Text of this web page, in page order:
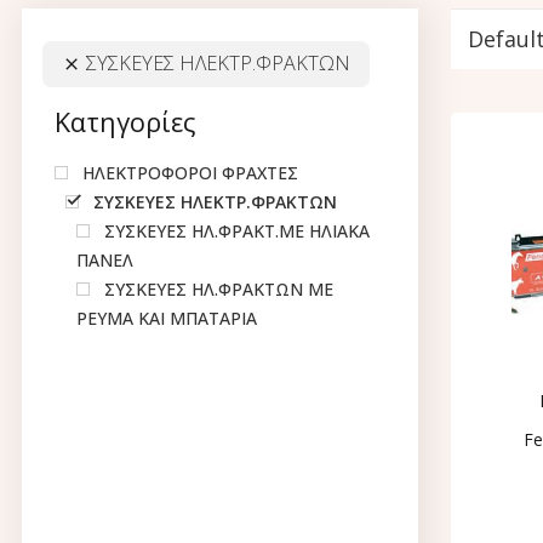
ΣΥΣΚΕΥΕΣ ΗΛΕΚΤΡ.ΦΡΑΚΤΩΝ
Κατηγορίες
ΗΛΕΚΤΡΟΦΟΡΟΙ ΦΡΑΧΤΕΣ
ΣΥΣΚΕΥΕΣ ΗΛΕΚΤΡ.ΦΡΑΚΤΩΝ
ΣΥΣΚΕΥΕΣ ΗΛ.ΦΡΑΚΤ.ΜΕ ΗΛΙΑΚΑ
ΠΑΝΕΛ
ΣΥΣΚΕΥΕΣ ΗΛ.ΦΡΑΚΤΩΝ ΜΕ
ΡΕΥΜΑ ΚΑΙ ΜΠΑΤΑΡΙΑ